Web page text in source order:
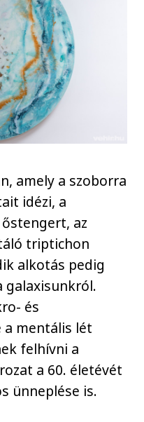
amely a szoborra
idézi, a
az
triptichon
alkotás pedig
galaxisunkról.
és
a mentális lét
felhívni a
a 60. életévét
ünneplése is.